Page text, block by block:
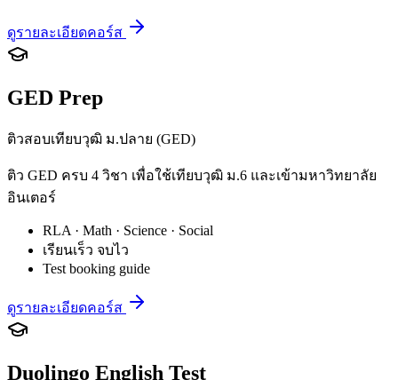
ดูรายละเอียดคอร์ส
GED Prep
ติวสอบเทียบวุฒิ ม.ปลาย (GED)
ติว GED ครบ 4 วิชา เพื่อใช้เทียบวุฒิ ม.6 และเข้ามหาวิทยาลัย
อินเตอร์
RLA · Math · Science · Social
เรียนเร็ว จบไว
Test booking guide
ดูรายละเอียดคอร์ส
Duolingo English Test